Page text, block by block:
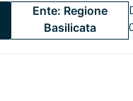
Ente: Regione
Basilicata